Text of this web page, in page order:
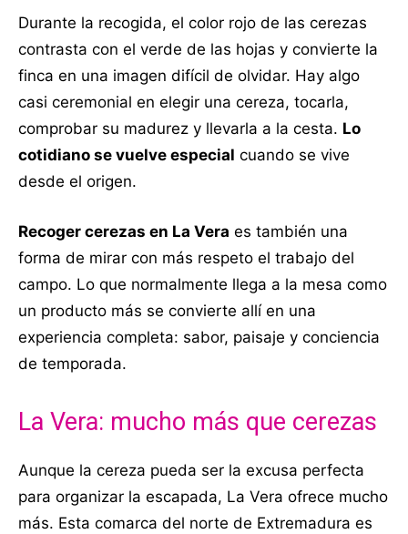
Durante la recogida, el color rojo de las cerezas
contrasta con el verde de las hojas y convierte la
finca en una imagen difícil de olvidar. Hay algo
casi ceremonial en elegir una cereza, tocarla,
comprobar su madurez y llevarla a la cesta. Lo
cotidiano se vuelve especial cuando se vive
desde el origen.
Recoger cerezas en La Vera es también una
forma de mirar con más respeto el trabajo del
campo. Lo que normalmente llega a la mesa como
un producto más se convierte allí en una
experiencia completa: sabor, paisaje y conciencia
de temporada.
La Vera: mucho más que cerezas
Aunque la cereza pueda ser la excusa perfecta
para organizar la escapada, La Vera ofrece mucho
más. Esta comarca del norte de Extremadura es